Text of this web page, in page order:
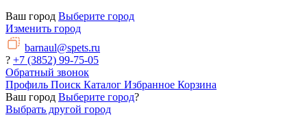
Ваш город Выберите город
Изменить город
barnaul@spets.ru
? +7 (3852) 99-75-05
Обратный звонок
Профиль Поиск Каталог Избранное Корзина
Ваш город Выберите город?
Выбрать другой город